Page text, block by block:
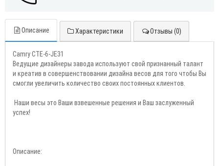
Описание Характеристики Отзывы (0)
Camry CTE-6-JE31
Ведущие дизайнеры завода используют свой признанный талант
и креатив в совершенствовании дизайна весов для того чтобы Вы
смогли увеличить количество своих постоянных клиентов.
Наши весы это Ваши взвешенные решения и Ваш заслуженный
успех!
Описание: